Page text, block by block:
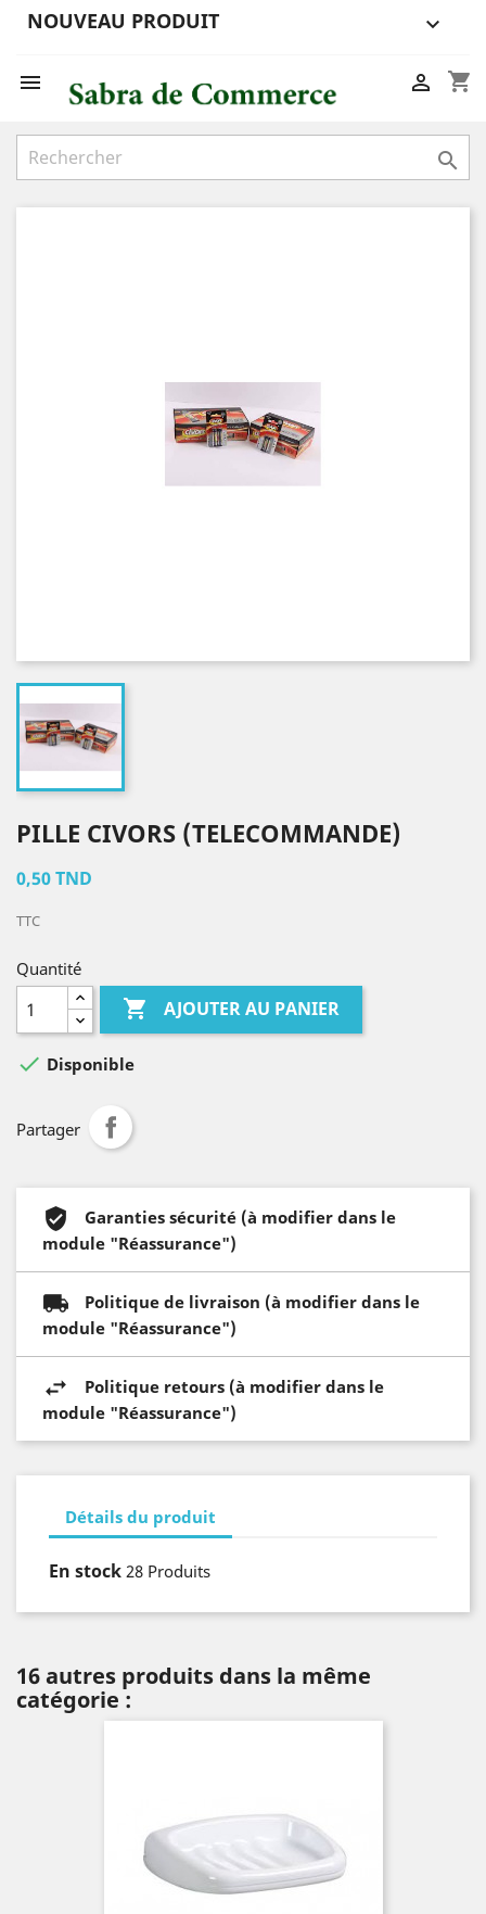
NOUVEAU PRODUIT 
 shopping_cart


PILLE CIVORS (TELECOMMANDE)
0,50 TND
TTC
Quantité
 AJOUTER AU PANIER
 Disponible
Partager
Garanties sécurité (à modifier dans le
module "Réassurance")
Politique de livraison (à modifier dans le
module "Réassurance")
Politique retours (à modifier dans le
module "Réassurance")
Détails du produit
En stock 28 Produits
16 autres produits dans la même
catégorie :